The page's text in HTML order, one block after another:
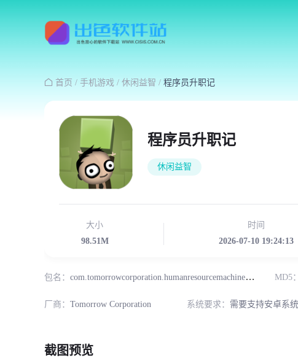
 首页 / 手机游戏 / 休闲益智 / 程序员升职记
程序员升职记
休闲益智
大小
98.51M
时间
2026-07-10 19:24:13
包名： com.tomorrowcorporation.humanresourcemachine MD5：
厂商： Tomorrow Corporation 系统要求： 需要支持安卓系
截图预览